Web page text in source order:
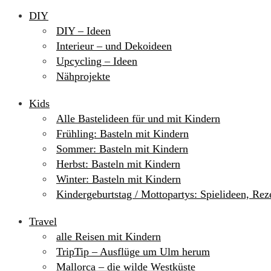
DIY
DIY – Ideen
Interieur – und Dekoideen
Upcycling – Ideen
Nähprojekte
Kids
Alle Bastelideen für und mit Kindern
Frühling: Basteln mit Kindern
Sommer: Basteln mit Kindern
Herbst: Basteln mit Kindern
Winter: Basteln mit Kindern
Kindergeburtstag / Mottopartys: Spielideen,
Travel
alle Reisen mit Kindern
TripTip – Ausflüge um Ulm herum
Mallorca – die wilde Westküste